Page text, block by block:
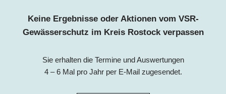
Keine Ergebnisse oder Aktionen vom VSR-
Gewässerschutz im Kreis Rostock verpassen
Sie erhalten die Termine und Auswertungen
4 – 6 Mal pro Jahr per E-Mail zugesendet.